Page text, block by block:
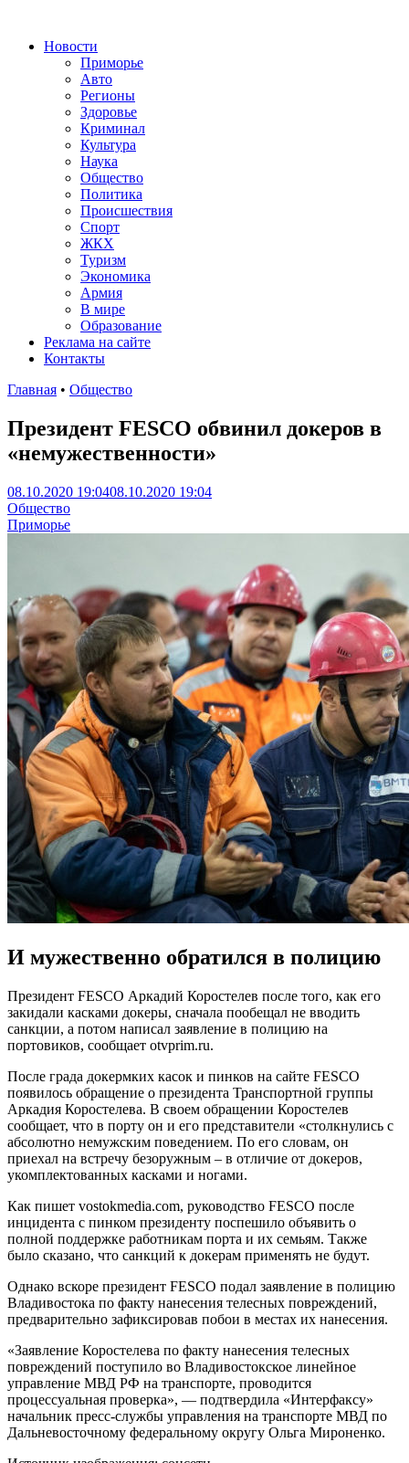
Новости
Приморье
Авто
Регионы
Здоровье
Криминал
Культура
Наука
Общество
Политика
Происшествия
Спорт
ЖКХ
Туризм
Экономика
Армия
В мире
Образование
Реклама на сайте
Контакты
Главная • Общество
Президент FESCO обвинил докеров в
«немужественности»
08.10.2020 19:0408.10.2020 19:04
Общество
Приморье
И мужественно обратился в полицию
Президент FESCO Аркадий Коростелев после того, как его
закидали касками докеры, сначала пообещал не вводить
санкции, а потом написал заявление в полицию на
портовиков, сообщает otvprim.ru.
После града докермких касок и пинков на сайте FESCO
появилось обращение о президента Транспортной группы
Аркадия Коростелева. В своем обращении Коростелев
сообщает, что в порту он и его представители «столкнулись с
абсолютно немужским поведением. По его словам, он
приехал на встречу безоружным – в отличие от докеров,
укомплектованных касками и ногами.
Как пишет vostokmedia.com, руководство FESCO после
инцидента с пинком президенту поспешило объявить о
полной поддержке работникам порта и их семьям. Также
было сказано, что санкций к докерам применять не будут.
Однако вскоре президент FESCO подал заявление в полицию
Владивостока по факту нанесения телесных повреждений,
предварительно зафиксировав побои в местах их нанесения.
«Заявление Коростелева по факту нанесения телесных
повреждений поступило во Владивостокское линейное
управление МВД РФ на транспорте, проводится
процессуальная проверка», — подтвердила «Интерфаксу»
начальник пресс-службы управления на транспорте МВД по
Дальневосточному федеральному округу Ольга Мироненко.